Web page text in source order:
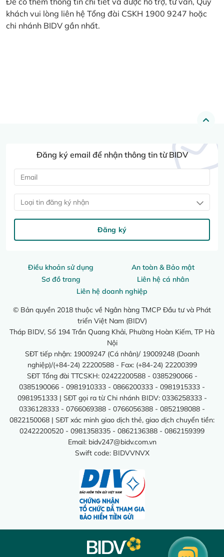
khách vui lòng liên hệ Tổng đài CSKH 1900 9247 hoặc
chi nhánh BIDV gần nhất.
Điều khoản sử dụng
An toàn & Bảo mật
Sơ đồ trang
Liên hệ cá nhân
Liên hệ doanh nghiệp
© Bản quyền 2018 thuộc về Ngân hàng TMCP Đầu tư và Phát
triển Việt Nam (BIDV)
Tháp BIDV, Số 194 Trần Quang Khải, Phường Hoàn Kiếm, TP Hà
Nội
SĐT tiếp nhận: 19009247 (Cá nhân)/ 19009248 (Doanh
nghiệp)/(+84-24) 22200588 - Fax: (+84-24) 22200399
SĐT Tổng đài TTCSKH: 02422200588 - 0385290066 -
0385190066 - 0981910333 - 0866200333 - 0981915333 -
0981951333 | SĐT gọi ra từ Chi nhánh BIDV: 0336258333 -
0336128333 - 0766069388 - 0766056388 - 0852198088 -
0822150068 | SĐT xác minh giao dịch thẻ, giao dịch chuyển tiền:
02422200520 - 0981358335 - 0862136388 - 0862159399
Email: bidv247@bidv.com.vn
Swift code: BIDVVNVX
Đăng ký email để nhận thông tin từ BIDV
Loại tin đăng ký nhận
Đăng ký